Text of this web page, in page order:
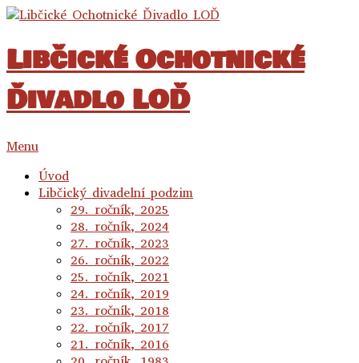
Libčické Ochotnické
Ďivadlo LOĎ
Menu
Úvod
Libčický divadelní podzim
29. ročník, 2025
28. ročník, 2024
27. ročník, 2023
26. ročník, 2022
25. ročník, 2021
24. ročník, 2019
23. ročník, 2018
22. ročník, 2017
21. ročník, 2016